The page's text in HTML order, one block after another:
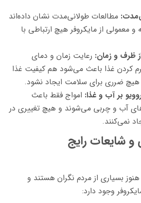
مطالعات طولانی‌مدت نشان داده‌اند
و معمولی از مایکروفر هیچ ارتباطی با
ظرف و زمان: رعایت زمان و دمای
کردن غذا باعث می‌شود هم کیفیت غذا
ضرری برای سلامت ایجاد نشود.
بر آب و غذا: امواج فقط باعث
آب و چربی می‌شوند و هیچ تغییری در
شایعات رایج
بسیاری از مردم نگران هستند و
وجود دارد: